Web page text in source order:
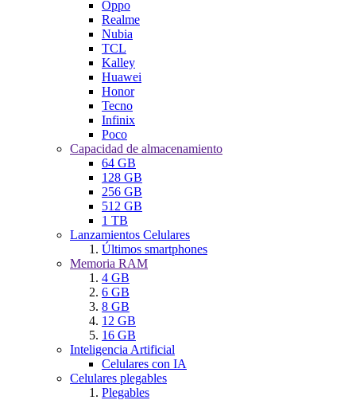
Oppo
Realme
Nubia
TCL
Kalley
Huawei
Honor
Tecno
Infinix
Poco
Capacidad de almacenamiento
64 GB
128 GB
256 GB
512 GB
1 TB
Lanzamientos Celulares
Últimos smartphones
Memoria RAM
4 GB
6 GB
8 GB
12 GB
16 GB
Inteligencia Artificial
Celulares con IA
Celulares plegables
Plegables